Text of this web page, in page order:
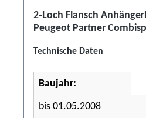
2-Loch Flansch
Peugeot Partner
Technische Daten
Baujahr:
bis 01.05.2008